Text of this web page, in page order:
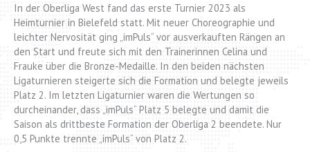
In der Oberliga West fand das erste Turnier 2023 als
Heimturnier in Bielefeld statt. Mit neuer Choreographie und
leichter Nervosität ging „imPuls“ vor ausverkauften Rängen an
den Start und freute sich mit den Trainerinnen Celina und
Frauke über die Bronze-Medaille. In den beiden nächsten
Ligaturnieren steigerte sich die Formation und belegte jeweils
Platz 2. Im letzten Ligaturnier waren die Wertungen so
durcheinander, dass „imPuls“ Platz 5 belegte und damit die
Saison als drittbeste Formation der Oberliga 2 beendete. Nur
0,5 Punkte trennte „imPuls“ von Platz 2.